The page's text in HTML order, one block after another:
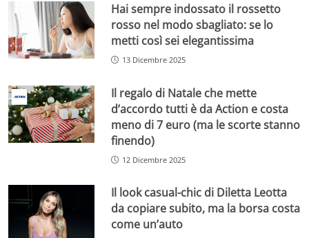
Hai sempre indossato il rossetto
rosso nel modo sbagliato: se lo
metti così sei elegantissima
13 Dicembre 2025
Il regalo di Natale che mette
d’accordo tutti è da Action e costa
meno di 7 euro (ma le scorte stanno
finendo)
12 Dicembre 2025
Il look casual-chic di Diletta Leotta
da copiare subito, ma la borsa costa
come un’auto